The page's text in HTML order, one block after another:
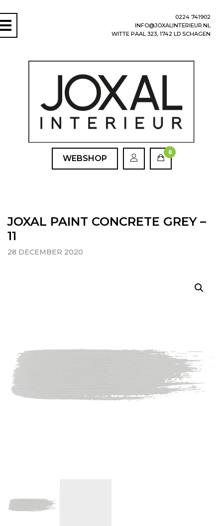
0224 741902
INFO@JOXALINTERIEUR.NL
WITTE PAAL 323, 1742 LD SCHAGEN
WEBSHOP
0
JOXAL PAINT CONCRETE GREY –
11
28 DECEMBER 2020